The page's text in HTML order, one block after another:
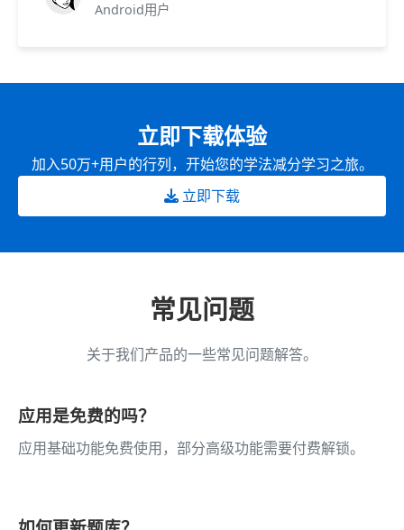
Android用户
立即下载体验
加入50万+用户的行列，开始您的学法减分学习之旅。
立即下载
常见问题
关于我们产品的一些常见问题解答。
应用是免费的吗？
应用基础功能免费使用，部分高级功能需要付费解锁。